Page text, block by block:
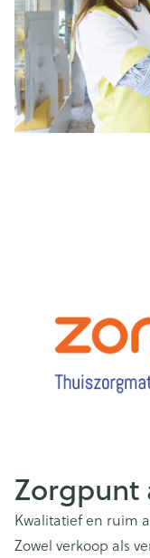
Zorgpunt
Kwalitatief en ruim
Zowel verkoop als